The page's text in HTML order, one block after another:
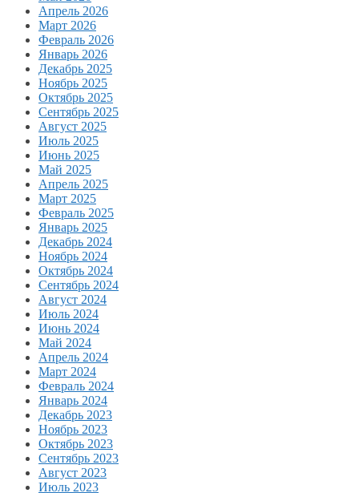
Апрель 2026
Март 2026
Февраль 2026
Январь 2026
Декабрь 2025
Ноябрь 2025
Октябрь 2025
Сентябрь 2025
Август 2025
Июль 2025
Июнь 2025
Май 2025
Апрель 2025
Март 2025
Февраль 2025
Январь 2025
Декабрь 2024
Ноябрь 2024
Октябрь 2024
Сентябрь 2024
Август 2024
Июль 2024
Июнь 2024
Май 2024
Апрель 2024
Март 2024
Февраль 2024
Январь 2024
Декабрь 2023
Ноябрь 2023
Октябрь 2023
Сентябрь 2023
Август 2023
Июль 2023